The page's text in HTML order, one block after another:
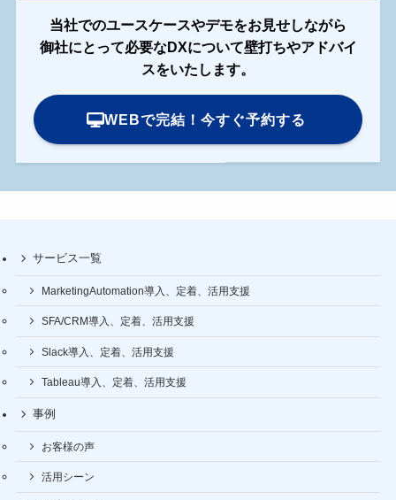
当社でのユースケースやデモをお見せしながら
御社にとって必要なDXについて壁打ちやアドバイ
スをいたします。
WEBで完結！今すぐ予約する
サービス一覧
MarketingAutomation導入、定着、活用支援
SFA/CRM導入、定着、活用支援
Slack導入、定着、活用支援
Tableau導入、定着、活用支援
事例
お客様の声
活用シーン